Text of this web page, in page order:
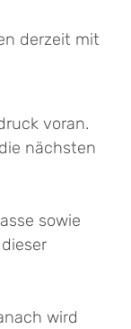
derzeit mit
voran.
nächsten
sowie
wird